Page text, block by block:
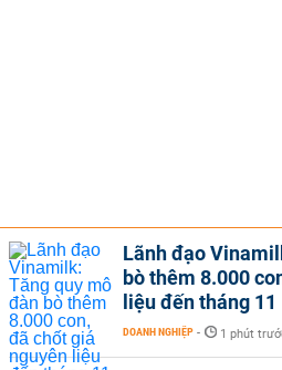
Lãnh đạo
bò thêm 8.000
liệu đến tháng 11
DOANH NGHIỆP - 1 phút